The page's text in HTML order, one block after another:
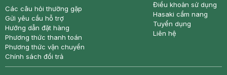
Các câu hỏi thường gặp
Gửi yêu cầu hỗ trợ
Hướng dẫn đặt hàng
Phương thức thanh toán
Phương thức vận chuyển
Chính sách đổi trả
Điều khoản sử dụng
Hasaki cẩm nang
Tuyển dụng
Liên hệ